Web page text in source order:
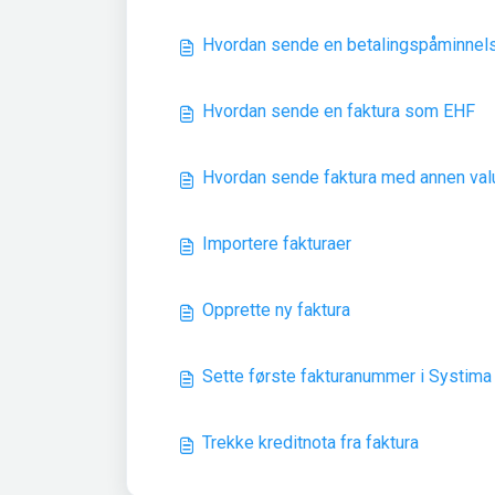
Hvordan sende en
Hvordan sende en faktura som EHF
Hvordan sende faktura med annen
Importere fakturaer
Opprette ny faktura
Sette første fakturanummer i Systima
Trekke kreditnota fra faktura